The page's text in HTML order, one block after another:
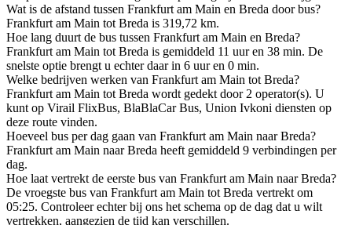
Wat is de afstand tussen Frankfurt am Main en Breda door bus?
Frankfurt am Main tot Breda is 319,72 km.
Hoe lang duurt de bus tussen Frankfurt am Main en Breda?
Frankfurt am Main tot Breda is gemiddeld 11 uur en 38 min. De
snelste optie brengt u echter daar in 6 uur en 0 min.
Welke bedrijven werken van Frankfurt am Main tot Breda?
Frankfurt am Main tot Breda wordt gedekt door 2 operator(s). U
kunt op Virail FlixBus, BlaBlaCar Bus, Union Ivkoni diensten op
deze route vinden.
Hoeveel bus per dag gaan van Frankfurt am Main naar Breda?
Frankfurt am Main naar Breda heeft gemiddeld 9 verbindingen per
dag.
Hoe laat vertrekt de eerste bus van Frankfurt am Main naar Breda?
De vroegste bus van Frankfurt am Main tot Breda vertrekt om
05:25. Controleer echter bij ons het schema op de dag dat u wilt
vertrekken, aangezien de tijd kan verschillen.